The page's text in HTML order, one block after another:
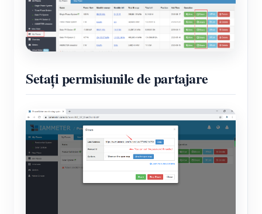
Setați permisiunile de partajare